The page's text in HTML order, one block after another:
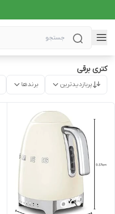
کتری برقی
پربازدیدترین برندها